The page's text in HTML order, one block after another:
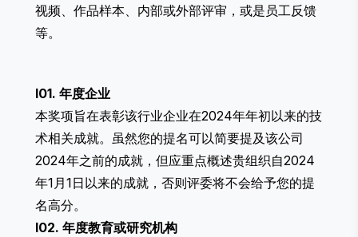
视频、作品样本、内部或外部评审，或是员工反馈
等。
I01. 年度企业
本奖项旨在表彰该行业企业在2024年年初以来的技
术相关成就。虽然您的提名可以简要提及该公司
2024年之前的成就，但应重点概述贵组织自2024
年1月1日以来的成就，否则评委将不会给予您的提
名高分。
I02. 年度教育或研究机构